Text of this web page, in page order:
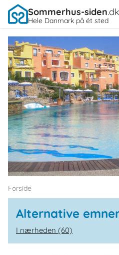
Sommerhus-siden.dk
Hele Danmark på ét sted
Forside
Alternative
I nærheden (60)